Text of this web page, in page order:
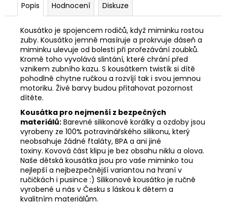
Popis Hodnocení Diskuze
Kousátko je spojencem rodičů, když miminku rostou
zuby. Kousátko jemně masíruje a prokrvuje dáseň a
miminku ulevuje od bolesti při prořezávání zoubků.
Kromě toho vyvolává slintání, které chrání před
vznikem zubního kazu. S kousátkem twistík si dítě
pohodlně chytne ručkou a rozvíjí tak i svou jemnou
motoriku. Živé barvy budou přitahovat pozornost
dítěte.
Kousátka pro nejmenší z bezpečných
materiálů: Barevné silikonové korálky a ozdoby jsou
vyrobeny ze 100% potravinářského silikonu, který
neobsahuje žádné ftaláty, BPA a ani jiné
toxiny. Kovová část klipu je bez obsahu niklu a olova.
Naše dětská kousátka jsou pro vaše miminko tou
nejlepší a nejbezpečnější variantou na hraní v
ručičkách i pusince :) Silikonové kousátko je ručně
vyrobené u nás v Česku s láskou k dětem a
kvalitním materiálům.